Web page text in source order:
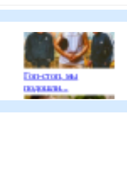
Гоп-стоп, мы
подошли...